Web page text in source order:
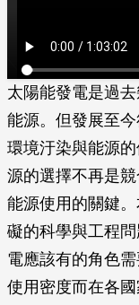
太陽能發電是過
能源。但發展至
環境汙染與能源
源的選擇不再是
能源使用的關鍵
礙的科學與工程
電應該有的角色
使用密度而在各